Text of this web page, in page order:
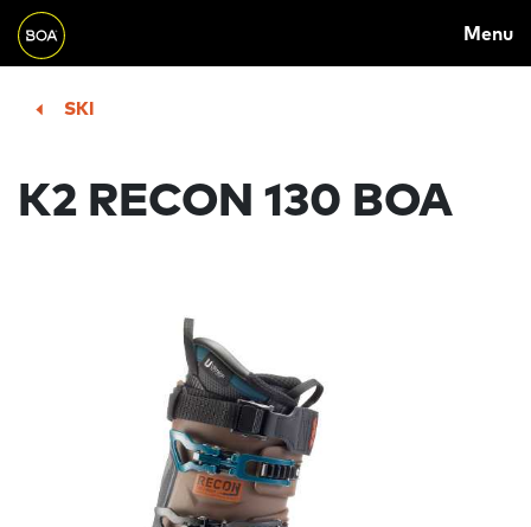
Skip to main content
NAVIGATION
Menu
Begin main content
SKI
K2 RECON 130 BOA